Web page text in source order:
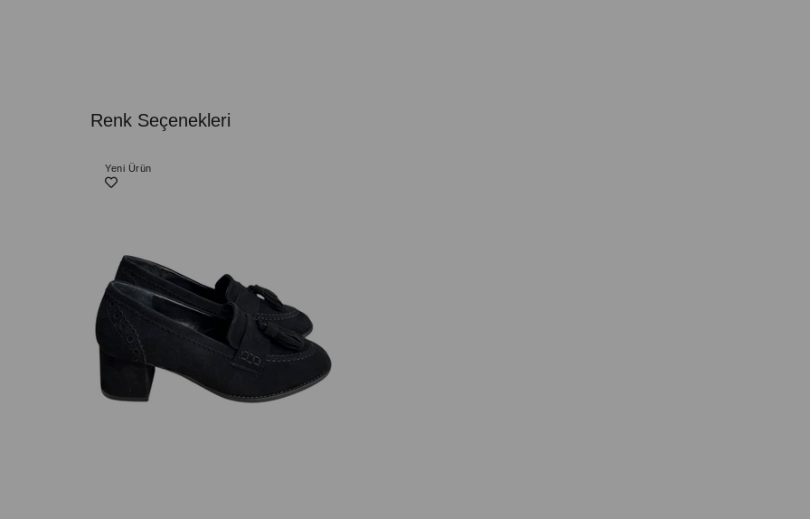
Renk Seçenekleri
Yeni Ürün